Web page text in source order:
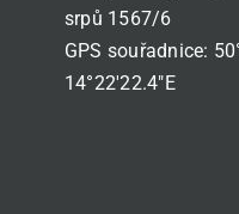
srpů 1567/6
GPS souřadnice:
14°22'22.4"E